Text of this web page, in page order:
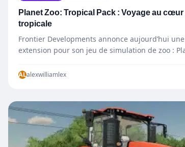
Planet Zoo: Tropical Pack : Voyage au
tropicale
Frontier Developments annonce aujourd’hui
extension pour son jeu de simulation de zoo :
ALalexwilliamlex